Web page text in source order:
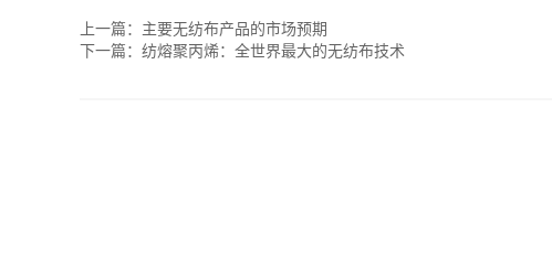
上一篇： 主要无纺布产品的市场预期
下一篇： 纺熔聚丙烯：全世界最大的无纺布技术